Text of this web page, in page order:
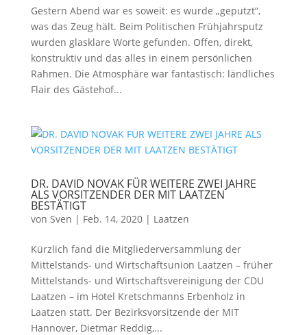
Gestern Abend war es soweit: es wurde „geputzt“,
was das Zeug hält. Beim Politischen Frühjahrsputz
wurden glasklare Worte gefunden. Offen, direkt,
konstruktiv und das alles in einem persönlichen
Rahmen. Die Atmosphäre war fantastisch: ländliches
Flair des Gästehof...
DR. DAVID NOVAK FÜR WEITERE ZWEI JAHRE
ALS VORSITZENDER DER MIT LAATZEN
BESTÄTIGT
von Sven | Feb. 14, 2020| Laatzen
Kürzlich fand die Mitgliederversammlung der
Mittelstands- und Wirtschaftsunion Laatzen – früher
Mittelstands- und Wirtschaftsvereinigung der CDU
Laatzen – im Hotel Kretschmanns Erbenholz in
Laatzen statt. Der Bezirksvorsitzende der MIT
Hannover, Dietmar Reddig,...